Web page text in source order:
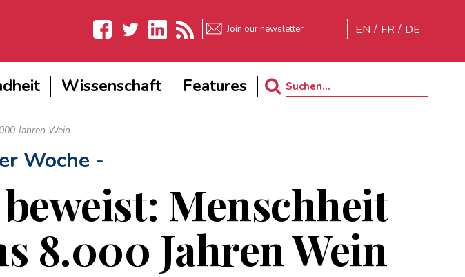
LinkedInRSS
EN FR DE
Wissenschaft Features
Search
Jahren Wein
Woche -
Menschheit
8.000 Jahren Wein